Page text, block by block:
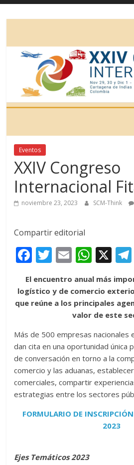
Eventos
XXIV Congreso
Internacional
noviembre 23, 2023 SCM-Think
Compartir editorial
F
e
b
o
k
T
itt
er
E
ai
l
W
h
at
s
A
p
p
X
El encuentro anual más
logístico y de comercio
que reúne a los principales
valor de este
Más de 500 empresas nacionales
dan cita en una oportunidad única
de conversación en torno a la
comercio y las aduanas,
comerciales, compartir
estrategias entre los sectores
FORMULARIO DE
2023
Ejes Temáticos 2023